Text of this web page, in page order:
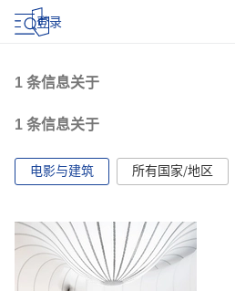
登录
1 条信息关于
1 条信息关于
电影与建筑 所有国家/地区